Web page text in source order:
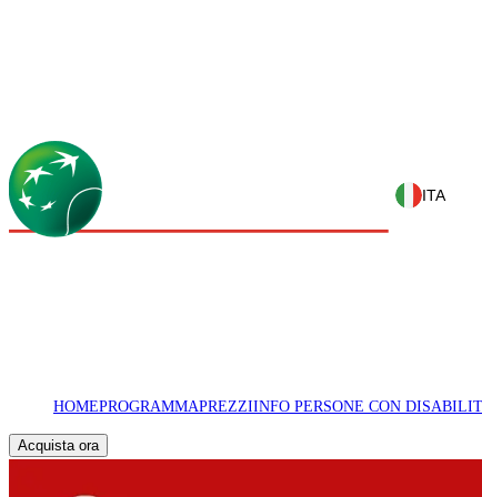
ITA
HOMEPROGRAMMAPREZZIINFO PERSONE CON
Acquista ora